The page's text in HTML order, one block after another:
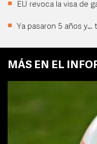
EU revoca la visa de
Ya pasaron 5 años y…
MÁS EN EL